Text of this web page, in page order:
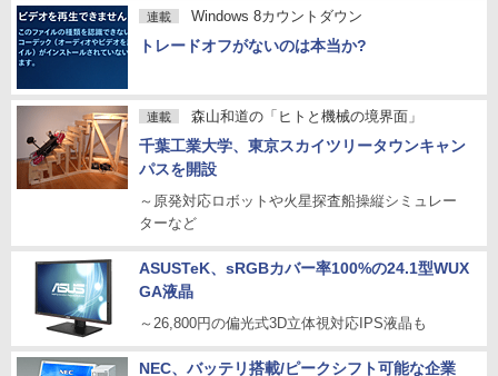
連載 Windows 8カウントダウン
トレードオフがないのは本当か?
連載 森山和道の「ヒトと機械の境界面」
千葉工業大学、東京スカイツリータウンキャン
パスを開設
～原発対応ロボットや火星探査船操縦シミュレー
ターなど
ASUSTeK、sRGBカバー率100%の24.1型WUX
GA液晶
～26,800円の偏光式3D立体視対応IPS液晶も
NEC、バッテリ搭載/ピークシフト可能な企業